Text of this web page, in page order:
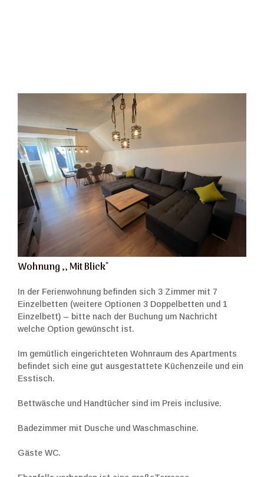
Wohnung ,, Mit Blick"
In der Ferienwohnung befinden sich 3 Zimmer mit 7
Einzelbetten (weitere Optionen 3 Doppelbetten und 1
Einzelbett) – bitte nach der Buchung um Nachricht
welche Option gewünscht ist.
Im gemütlich eingerichteten Wohnraum des Apartments
befindet sich eine gut ausgestattete Küchenzeile und ein
Esstisch.
Bettwäsche und Handtücher sind im Preis inclusive.
Badezimmer mit Dusche und Waschmaschine.
Gäste WC.